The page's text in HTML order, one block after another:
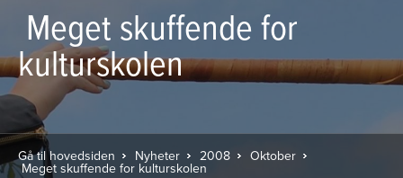
 Meget skuffende for
kulturskolen
Gå til hovedsiden Nyheter 2008 Oktober
 Meget skuffende for kulturskolen